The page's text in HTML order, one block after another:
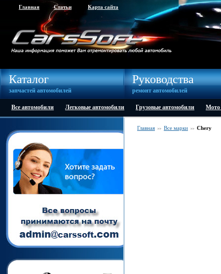
Главная Статьи Карта сайта
Каталог
запчастей автомобилей
Руководства
ремонт автомобилей
Все автомобили Легковые автомобили Грузовые автомобили Мото
Главная >> Все марки >> Chery